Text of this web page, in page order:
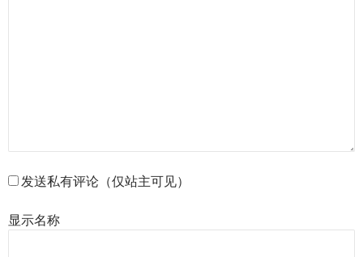
发送私有评论（仅站主可见）
显示名称